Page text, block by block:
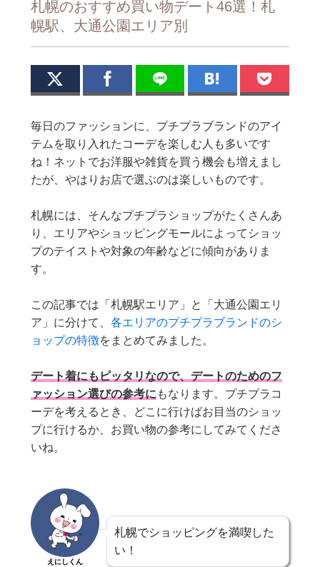
札幌のおすすめ買い物デート46選！札
幌駅、大通公園エリア別
毎日のファッションに、プチプラブランドのアイ
テムを取り入れたコーデを楽しむ人も多いです
ね！ネットでお洋服や雑貨を買う機会も増えまし
たが、やはりお店で選ぶのは楽しいものです。
札幌には、そんなプチプラショップがたくさんあ
り、エリアやショッピングモールによってショッ
プのテイストや対象の年齢などに傾向がありま
す。
この記事では「札幌駅エリア」と「大通公園エリ
ア」に分けて、各エリアのプチプラブランドのシ
ョップの特徴をまとめてみました。
デート着にもピッタリなので、デートのためのフ
ァッション選びの参考に もなります。プチプラコ
ーデを考えるとき、どこに行けばお目当のショッ
プに行けるか、お買い物の参考にしてみてくださ
いね。
えにしくん
札幌でショッピングを満喫した
い！